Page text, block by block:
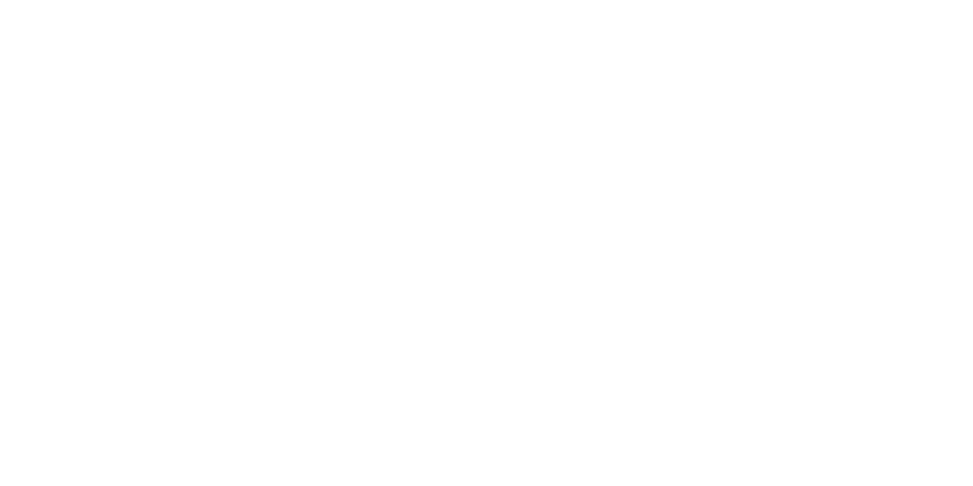
E. V.
organisierten
und Teilnehmer von den Berliner Stützpunkten unterstrichen die Stärke von PPP und standen den